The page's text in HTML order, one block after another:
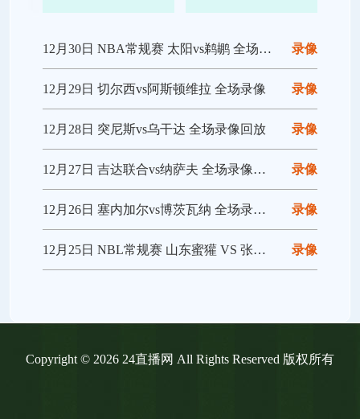
录像
12月30日 NBA常规赛 太阳vs鹈鹕 全场录像回放
录像
12月29日 切尔西vs阿斯顿维拉 全场录像
录像
12月28日 突尼斯vs乌干达 全场录像回放
录像
12月27日 吉达联合vs纳萨夫 全场录像回放
录像
12月26日 塞内加尔vs博茨瓦纳 全场录像回放
录像
12月25日 NBL常规赛 山东蜜獾 VS 张家口体文旅 全场录像
Copyright © 2026 24直播网 All Rights Reserved 版权所有